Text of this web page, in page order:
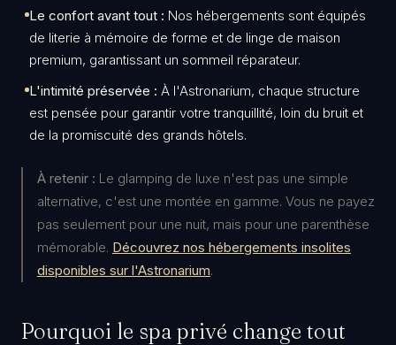
Le confort avant tout : Nos hébergements sont équipés
de literie à mémoire de forme et de linge de maison
premium, garantissant un sommeil réparateur.
L'intimité préservée : À l'Astronarium, chaque structure
est pensée pour garantir votre tranquillité, loin du bruit et
de la promiscuité des grands hôtels.
À retenir : Le glamping de luxe n'est pas une simple
alternative, c'est une montée en gamme. Vous ne payez
pas seulement pour une nuit, mais pour une parenthèse
mémorable. Découvrez nos hébergements insolites
disponibles sur l'Astronarium.
​Pourquoi le spa privé change tout